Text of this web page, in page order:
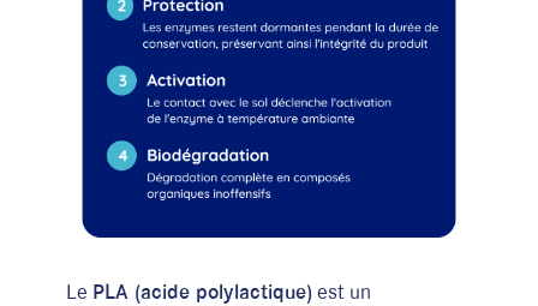
Le PLA (acide polylactique) est un